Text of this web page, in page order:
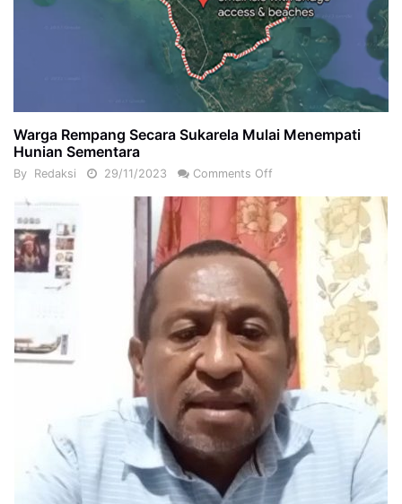
Warga Rempang Secara Sukarela Mulai Menempati
Hunian Sementara
By Redaksi 29/11/2023 Comments Off